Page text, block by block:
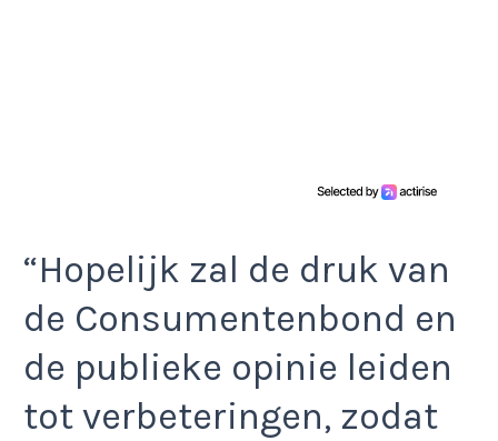
“Hopelijk zal de druk van
de Consumentenbond en
de publieke opinie leiden
tot verbeteringen, zodat